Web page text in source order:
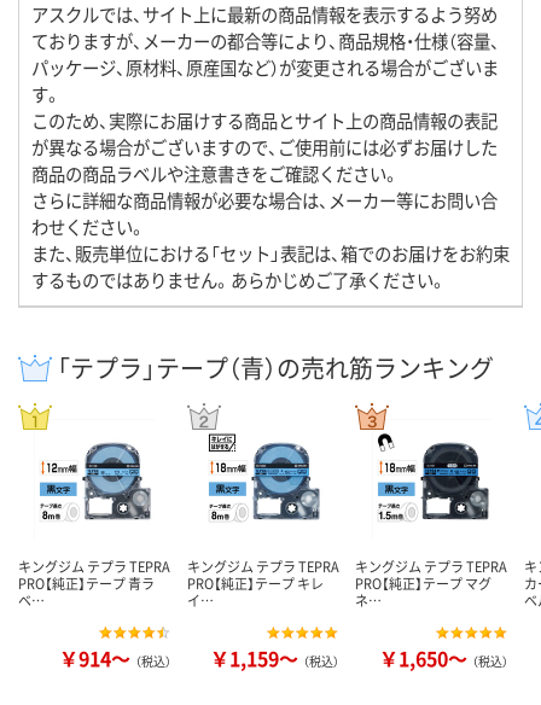
アスクルでは、サイト上に最新の商品情報を表示するよう努め
ておりますが、メーカーの都合等により、商品規格・仕様（容量、
パッケージ、原材料、原産国など）が変更される場合がございま
す。
このため、実際にお届けする商品とサイト上の商品情報の表記
が異なる場合がございますので、ご使用前には必ずお届けした
商品の商品ラベルや注意書きをご確認ください。
さらに詳細な商品情報が必要な場合は、メーカー等にお問い合
わせください。
また、販売単位における「セット」表記は、箱でのお届けをお約束
するものではありません。あらかじめご了承ください。
「テプラ」テープ（青）の売れ筋ランキング
キングジム テプラ TEPRA
PRO【純正】テープ 青ラ
ベ…
￥914～ （税込）
キングジム テプラ TEPRA
PRO【純正】テープ キレ
イ…
￥1,159～ （税込）
キングジム テプラ TEPRA
PRO【純正】テープ マグ
ネ…
￥1,650～ （税込）